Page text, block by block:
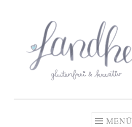
springen
Zöliakie, glutenfreie Ernährung
MENÜ